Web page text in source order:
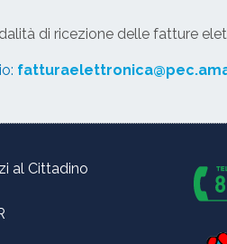
di ricezione delle fatture
al Cittadino